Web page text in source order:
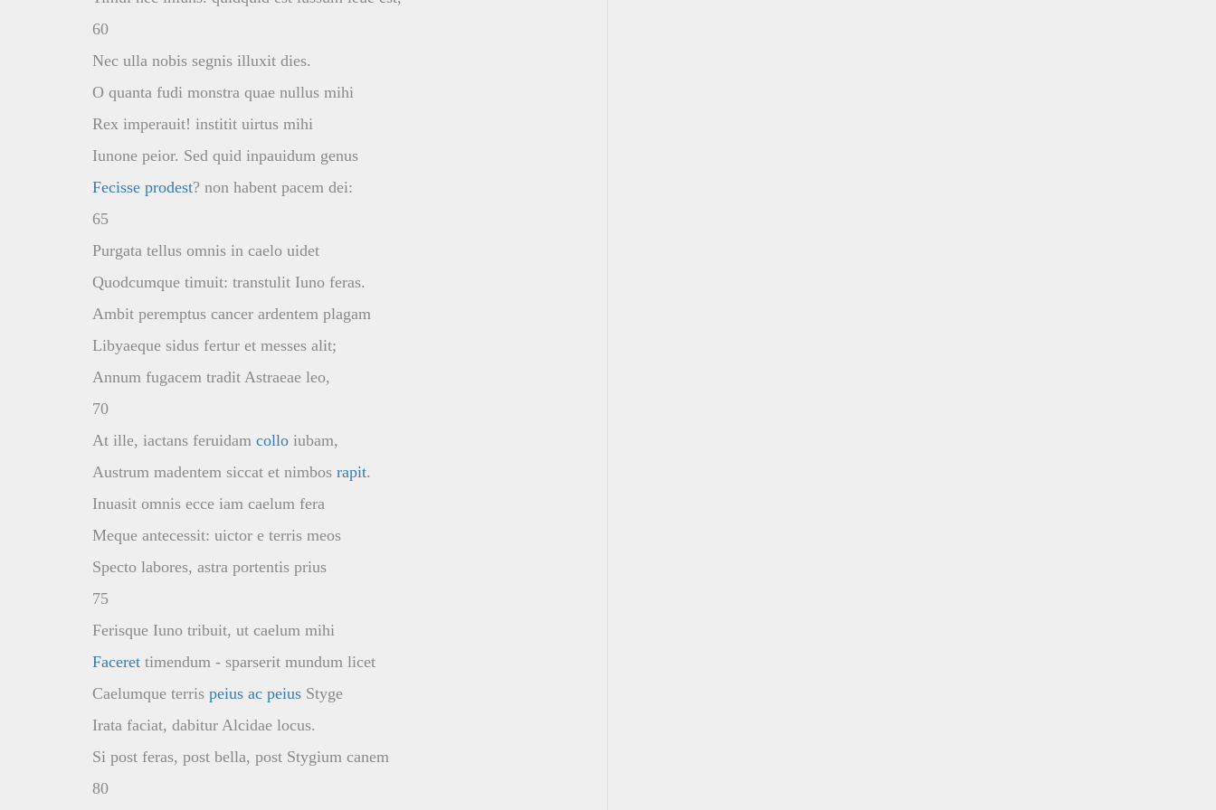
60
Nec ulla nobis segnis illuxit dies.
O quanta fudi monstra quae nullus mihi
Rex imperauit! institit uirtus mihi
Iunone peior. Sed quid inpauidum genus
Fecisse prodest? non habent pacem dei:
65
Purgata tellus omnis in caelo uidet
Quodcumque timuit: transtulit Iuno feras.
Ambit peremptus cancer ardentem plagam
Libyaeque sidus fertur et messes alit;
Annum fugacem tradit Astraeae leo,
70
At ille, iactans feruidam collo iubam,
Austrum madentem siccat et nimbos rapit.
Inuasit omnis ecce iam caelum fera
Meque antecessit: uictor e terris meos
Specto labores, astra portentis prius
75
Ferisque Iuno tribuit, ut caelum mihi
Faceret timendum - sparserit mundum licet
Caelumque terris peius ac peius Styge
Irata faciat, dabitur Alcidae locus.
Si post feras, post bella, post Stygium canem
80